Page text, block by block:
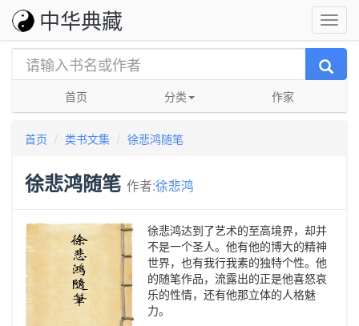
中华典藏
首页 分类 作家
首页 类书文集 徐悲鸿随笔
徐悲鸿随笔 作者:徐悲鸿
徐悲鸿达到了艺术的至高境界，却并
不是一个圣人。他有他的博大的精神
世界，也有我行我素的独特个性。他
的随笔作品，流露出的正是他喜怒哀
乐的性情，还有他那立体的人格魅
力。